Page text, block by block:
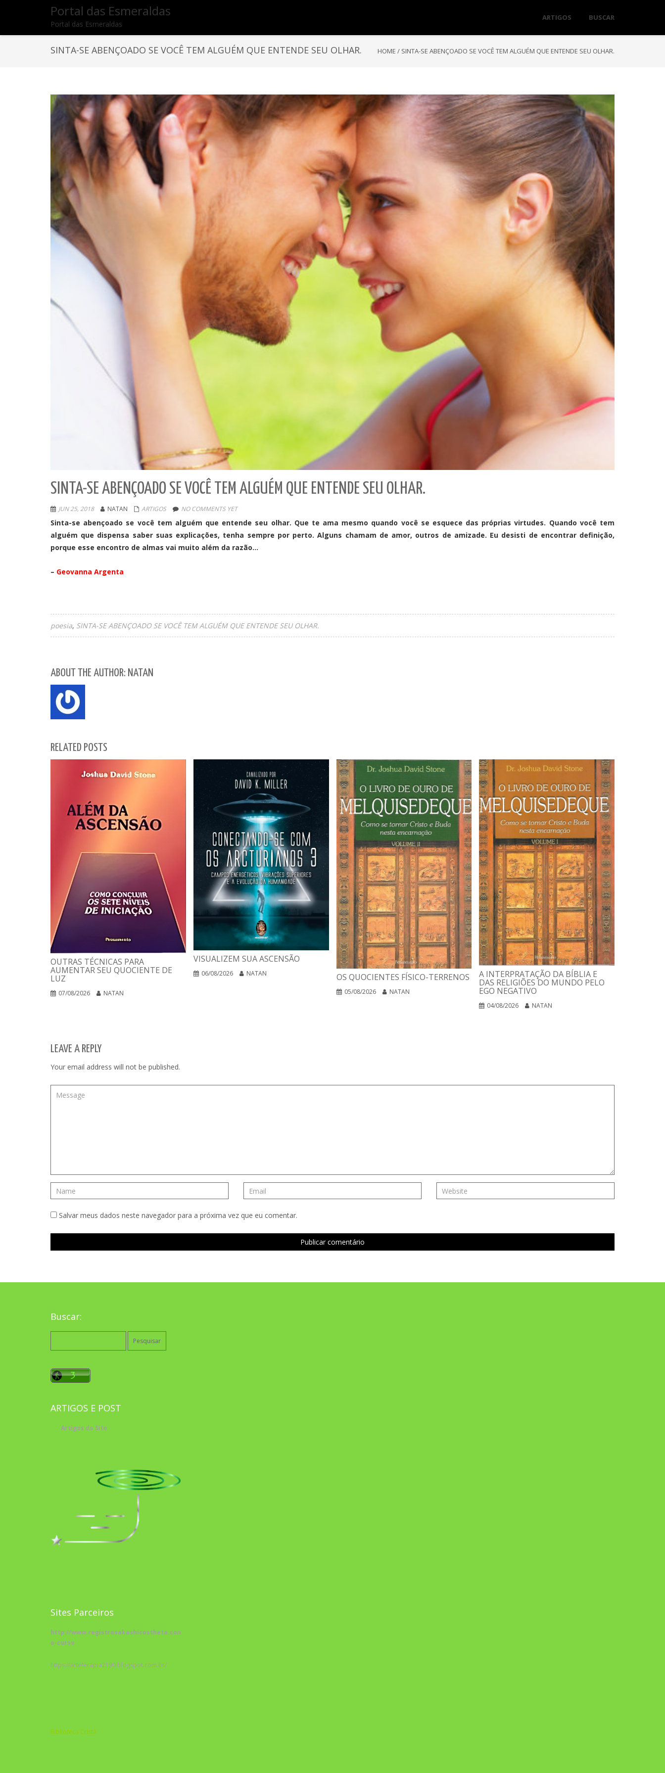
Portal das Esmeraldas
Portal das Esmeraldas
ARTIGOS BUSCAR
SINTA-SE ABENÇOADO SE VOCÊ TEM ALGUÉM QUE ENTENDE SEU OLHAR. HOME / SINTA-SE ABENÇOADO SE VOCÊ TEM ALGUÉM QUE ENTENDE SEU OLHAR.
SINTA-SE ABENÇOADO SE VOCÊ TEM ALGUÉM QUE ENTENDE SEU OLHAR.
JUN 25, 2018 NATAN ARTIGOS NO COMMENTS YET
Sinta-se abençoado se você tem alguém que entende seu olhar. Que te ama mesmo quando você se esquece das próprias virtudes. Quando você tem
alguém que dispensa saber suas explicações, tenha sempre por perto. Alguns chamam de amor, outros de amizade. Eu desisti de encontrar definição,
porque esse encontro de almas vai muito além da razão…
– Geovanna Argenta
poesia SINTA-SE ABENÇOADO SE VOCÊ TEM ALGUÉM QUE ENTENDE SEU OLHAR.
ABOUT THE AUTHOR: NATAN
RELATED POSTS
OUTRAS TÉCNICAS PARA
AUMENTAR SEU QUOCIENTE DE
LUZ
07/08/2026 NATAN
VISUALIZEM SUA ASCENSÃO
06/08/2026 NATAN OS QUOCIENTES FÍSICO-TERRENOS
05/08/2026 NATAN
A INTERPRATAÇÃO DA BÍBLIA E
DAS RELIGIÕES DO MUNDO PELO
EGO NEGATIVO
04/08/2026 NATAN
LEAVE A REPLY
Your email address will not be published.
Salvar meus dados neste navegador para a próxima vez que eu comentar.
Buscar:
ARTIGOS E POST
Artigos do Site
Sites Parceiros
http://www.registrosakashicostheta.com/curso/sobre-
o-curso
https://arteterapia2190.blogspot.com.br/
Biblioteca Cristã